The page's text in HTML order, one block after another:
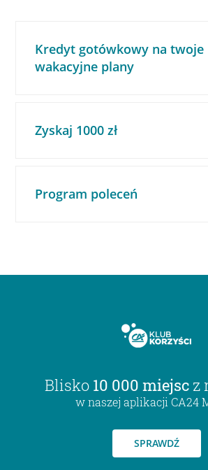
Kredyt gotówkowy na twoje
wakacyjne plany
Zyskaj 1000 zł
Program poleceń
Blisko 10 000 miejsc z
w naszej aplikacji CA24
SPRAWDŹ